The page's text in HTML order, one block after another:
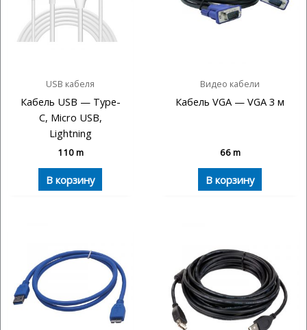
USB кабеля
Кабель USB — Type-
C, Micro USB,
Lightning
110m
В корзину
Видео кабели
Кабель VGA — VGA 3 м
66m
В корзину